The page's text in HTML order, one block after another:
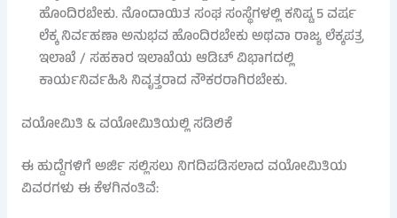
ಹೊಂದಿರಬೇಕು. ನೊಂದಾಯಿತ ಸಂಘ ಸಂಸ್ಥೆಗಳಲ್ಲಿ ಕನಿಷ್ಟ 5 ವರ್ಷ
ಲೆಕ್ಕ ನಿರ್ವಹಣಾ ಅನುಭವ ಹೊಂದಿರಬೇಕು ಅಥವಾ ರಾಜ್ಯ ಲೆಕ್ಕಪತ್ರ
ಇಲಾಖೆ / ಸಹಕಾರ ಇಲಾಖೆಯ ಆಡಿಟ್ ವಿಭಾಗದಲ್ಲಿ
ಕಾರ್ಯನಿರ್ವಹಿಸಿ ನಿವೃತ್ತರಾದ ನೌಕರರಾಗಿರಬೇಕು.
ವಯೋಮಿತಿ & ವಯೋಮಿತಿಯಲ್ಲಿ ಸಡಿಲಿಕೆ
ಈ ಹುದ್ದೆಗಳಿಗೆ ಅರ್ಜಿ ಸಲ್ಲಿಸಲು ನಿಗದಿಪಡಿಸಲಾದ ವಯೋಮಿತಿಯ
ವಿವರಗಳು ಈ ಕೆಳಗಿನಂತಿವೆ: